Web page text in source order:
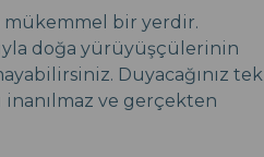
mükemmel bir yerdir.
doğa yürüyüşçülerinin
Duyacağınız tek
inanılmaz ve gerçekten